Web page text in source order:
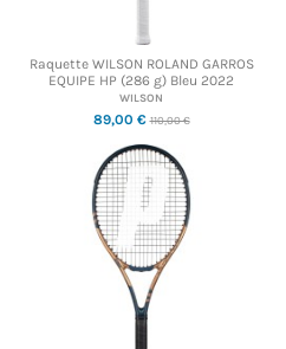
Raquette WILSON ROLAND GARROS
EQUIPE HP (286 g) Bleu 2022
WILSON
89,00 €110,00 €